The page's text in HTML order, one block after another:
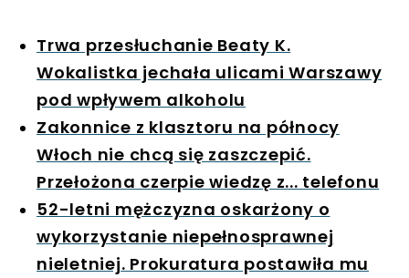
Trwa przesłuchanie Beaty K.
Wokalistka jechała ulicami Warszawy
pod wpływem alkoholu
Zakonnice z klasztoru na północy
Włoch nie chcą się zaszczepić.
Przełożona czerpie wiedzę z... telefonu
52-letni mężczyzna oskarżony o
wykorzystanie niepełnosprawnej
nieletniej. Prokuratura postawiła mu